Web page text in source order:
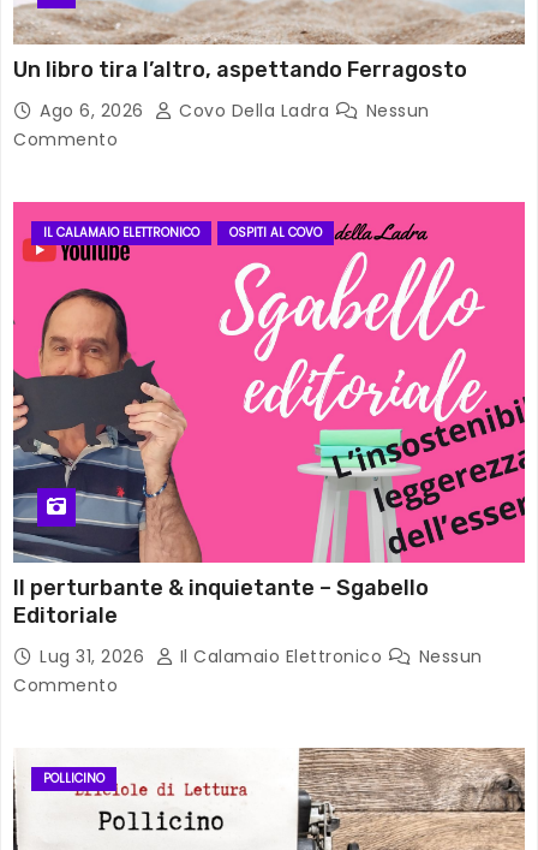
Un libro tira l’altro, aspettando Ferragosto
Ago 6, 2026 Covo Della Ladra
Nessun
Commento
IL CALAMAIO ELETTRONICO OSPITI AL COVO
Il perturbante & inquietante – Sgabello
Editoriale
Lug 31, 2026 Il Calamaio Elettronico
Nessun
Commento
POLLICINO